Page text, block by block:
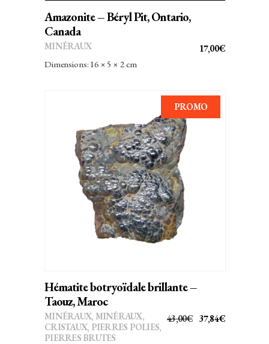
Amazonite – Béryl Pit, Ontario,
Canada
17,00€
MINÉRAUX
Dimensions: 16 × 5 × 2 cm
PROMO
AJOUTER AU PANIER
Hématite botryoïdale brillante –
Taouz, Maroc
43,00€ LE
37,84€LE
MINÉRAUX, MINÉRAUX,
CRISTAUX, PIERRES POLIES,
PIERRES BRUTES